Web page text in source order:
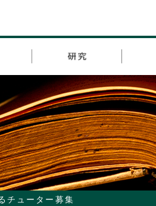
チューター募集